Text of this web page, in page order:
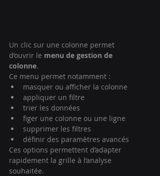
Un clic sur une colonne permet
d’ouvrir le menu de gestion de
colonne.
Ce menu permet notamment :
masquer ou afficher la colonne
appliquer un filtre
trier les données
figer une colonne ou une ligne
supprimer les filtres
définir des paramètres avancés
Ces options permettent d’adapter
rapidement la grille à l’analyse
souhaitée.